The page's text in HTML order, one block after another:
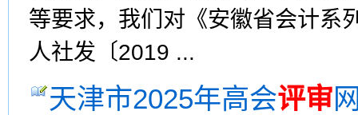
等要求，我们对《安徽省会计系
人社发〔2019 ...
天津市2025年高会评审